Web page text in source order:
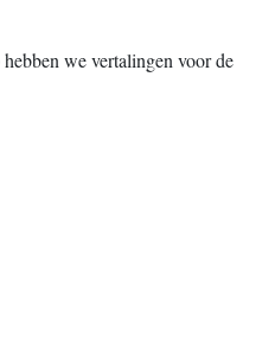
we vertalingen voor de